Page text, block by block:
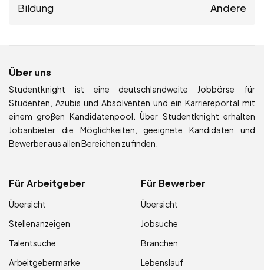
Bildung Andere
Über uns
Studentknight ist eine deutschlandweite Jobbörse für
Studenten, Azubis und Absolventen und ein Karriereportal mit
einem großen Kandidatenpool. Über Studentknight erhalten
Jobanbieter die Möglichkeiten, geeignete Kandidaten und
Bewerber aus allen Bereichen zu finden.
Für Arbeitgeber
Übersicht
Stellenanzeigen
Talentsuche
Arbeitgebermarke
Für Bewerber
Übersicht
Jobsuche
Branchen
Lebenslauf